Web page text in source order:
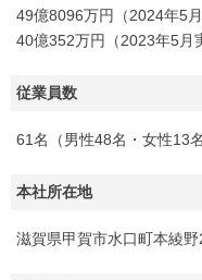
49億8096万円（2024年5月
40億352万円（2023年5月
従業員数
61名（男性48名・女性13
本社所在地
滋賀県甲賀市水口町本綾